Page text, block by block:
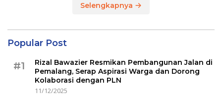
Selengkapnya
Popular Post
#1
Rizal Bawazier Resmikan Pembangunan Jalan di
Pemalang, Serap Aspirasi Warga dan Dorong
Kolaborasi dengan PLN
11/12/2025